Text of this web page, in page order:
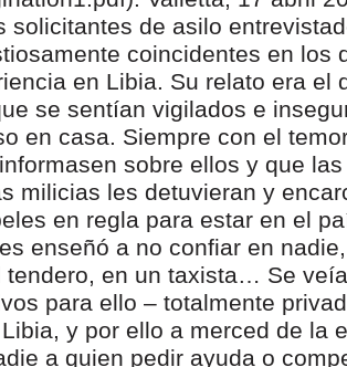
solicitantes de asilo
coincidentes en los
en Libia. Su relato era el
se sentían vigilados e
en casa. Siempre con el
sobre ellos y que
milicias les detuvieran y
en regla para estar en el
enseñó a no confiar en
tendero, en un taxista… Se
para ello – totalmente
y por ello a merced de la
a quien pedir ayuda o